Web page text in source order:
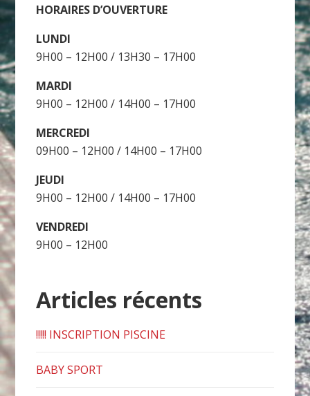
HORAIRES D’OUVERTURE
LUNDI
9H00 – 12H00 / 13H30 – 17H00
MARDI
9H00 – 12H00 / 14H00 – 17H00
MERCREDI
09H00 – 12H00 / 14H00 – 17H00
JEUDI
9H00 – 12H00 / 14H00 – 17H00
VENDREDI
9H00 – 12H00
Articles récents
!!!!! INSCRIPTION PISCINE
BABY SPORT